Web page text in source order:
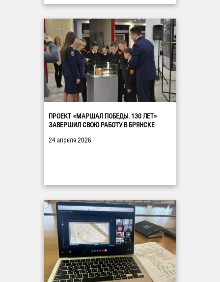
ПРОЕКТ «МАРШАЛ ПОБЕДЫ. 130 ЛЕТ»
ЗАВЕРШИЛ СВОЮ РАБОТУ В БРЯНСКЕ
24 апреля 2026